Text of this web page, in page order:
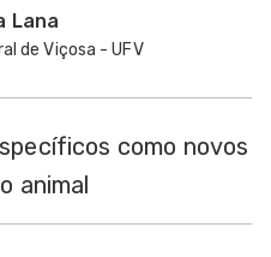
Lana
de Viçosa - UFV
como novos
animal